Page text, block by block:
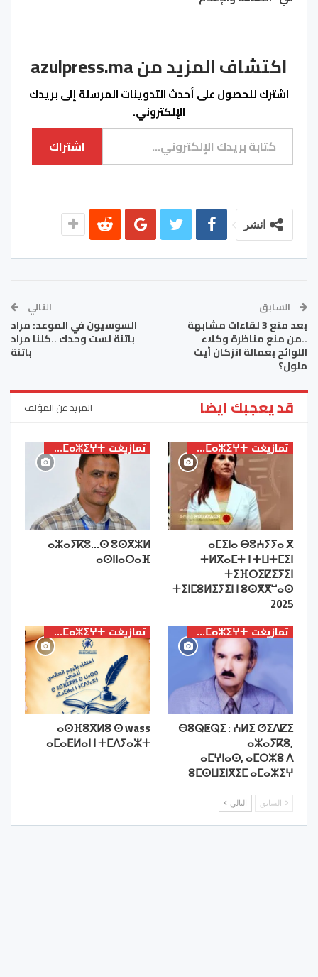
اكتشاف المزيد من azulpress.ma
اشترك للحصول على أحدث التدوينات المرسلة إلى بريدك
الإلكتروني.
كتابة بريدك الإلكتروني...
اشتراك
انشر
السابق
بعد منع 3 لقاءات مشابهة
..من منع مناظرة وكلاء
اللوائح بعمالة انزكان أيت
ملول؟
التالي
السوسيون في الموعد: مراد
باتنة لست وحدك ..كلنا مراد
باتنة
قد يعجبك ايضا المزيد عن المؤلف
تمازيغت ⵜⴰⵎⴰⵣⵉⵖⵜ
ⴰⵎⵉⵏⴰ ⴱⵓⵄⵢⵢⴰ ⴳ
ⵜⵍⴳⴰⵎⵜ ⵏ ⵜⵡⵜⵎⵉⵏ
ⵜⵉⴼⵔⵉⵇⵉⵢⵉⵏ
ⵜⵉⵏⵎⵓⵍⵉⵢⵉⵏ ⵏ ⵓⵙⴳⴳⵯⴰⵙ
2025
تمازيغت ⵜⴰⵎⴰⵣⵉⵖⵜ
ⴰⵣⴰⵢⴽⵓ…ⵙ ⵓⵙⴳⵣⵍ
ⴰⵙⵏⵏⴰⵔⴰⴼ
تمازيغت ⵜⴰⵎⴰⵣⵉⵖⵜ
ⴱⵓⵕⵟⵕⵉ : ⵄⵍⵉ ⵚⵉⴷⵇⵉ
ⴰⵣⴰⵢⴽⵓ,
ⴰⵎⵖⵏⴰⵙ, ⴰⵎⵔⵣⵓ ⴷ
ⵓⵎⵙⵡⵉⵏⴳⵉⵎ ⴰⵎⴰⵣⵉⵖ
تمازيغت ⵜⴰⵎⴰⵣⵉⵖⵜ
ⴰⵙⴼⵓⴳⵍⵓ ⵙ wass
ⴰⵎⴰⴹⵍⴰⵏ ⵏ ⵜⵎⴷⵢⴰⵣⵜ
السابق التالي